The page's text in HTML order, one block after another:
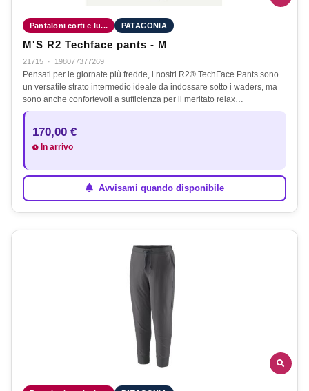
Pantaloni corti e lu... PATAGONIA
M'S R2 Techface pants - M
21715 · 198077377269
Pensati per le giornate più fredde, i nostri R2® TechFace Pants sono
un versatile strato intermedio ideale da indossare sotto i waders, ma
sono anche confortevoli a sufficienza per il meritato relax…
170,00 €
In arrivo
Avvisami quando disponibile